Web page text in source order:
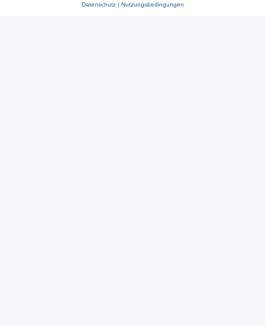
Datenschutz| Nutzungsbedingungen